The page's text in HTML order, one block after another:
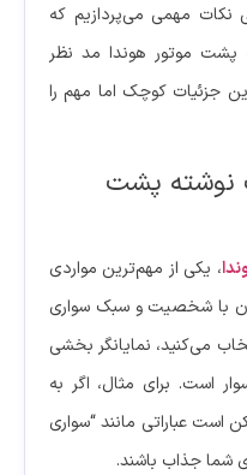
نکات مهمی می‌پردازیم که
پشت موتور هوندا مد نظر
جزئیات کوچک اما مهم را
نوشته پشت
، یکی از مهم‌ترین مواردی
آن با شخصیت و سبک سواری
می‌کنید، نمایانگر بخشی
است. برای مثال، اگر به
عباراتی مانند “سواری
شما جذاب باشند.